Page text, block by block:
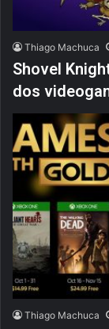
Thiago Machuca
Shovel
dos
Thiago Machuca